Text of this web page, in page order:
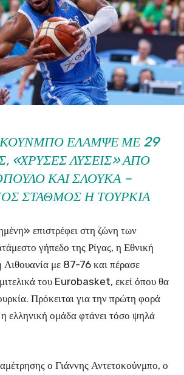
ΈΛΑΜΨΕ ΜΕ 29
«ΧΡΥΣΈΣ ΛΎΣΕΙΣ» ΑΠΌ
ΚΑΙ ΣΛΟΎΚΑ –
ΣΤΑΘΜΌΣ Η ΤΟΥΡΚΊΑ
επιστρέφει στη ζώνη των
γήπεδο της Ρίγας, η Εθνική
Λιθουανία με 87-76 και πέρασε
του Eurobasket, εκεί όπου θα
Πρόκειται για την πρώτη φορά
ελληνική ομάδα φτάνει τόσο ψηλά
ο Γιάννης Αντετοκούνμπο, ο